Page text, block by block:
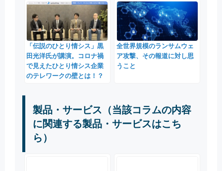
「伝説のひとり情シス」黒
田光洋氏が講演。コロナ禍
で見えたひとり情シス企業
のテレワークの壁とは！？
全世界規模のランサムウェ
ア攻撃、その報道に対し思
うこと
製品・サービス（当該コラムの内容
に関連する製品・サービスはこち
ら）